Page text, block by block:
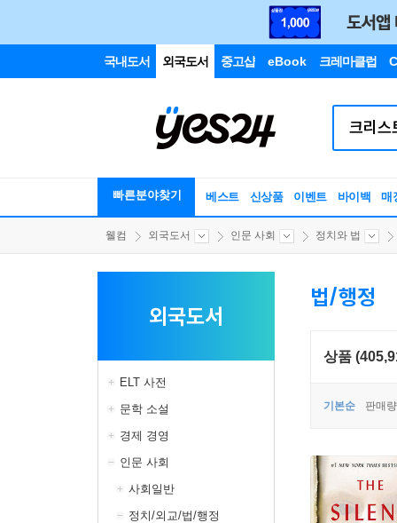
국내도서 외국도서 중고샵 eBook 크레마클럽
빠른분야찾기 베스트 신상품 이벤트 바이백 매
웰컴 외국도서 인문 사회 정치와 법
외국도서
ELT 사전
문학 소설
경제 경영
인문 사회
사회일반
정치/외교/법/행정
법/행정
상품
기본순 판매